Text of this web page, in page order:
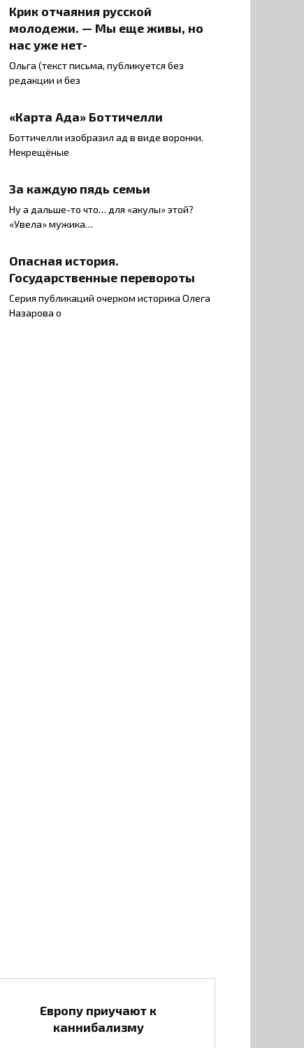
Крик отчаяния русской
молодежи. — Мы еще живы, но
нас уже нет-
Ольга (текст письма, публикуется без
редакции и без
«Карта Ада» Боттичелли
Боттичелли изобразил ад в виде воронки.
Некрещёные
За каждую пядь семьи
Ну а дальше-то что… для «акулы» этой?
«Увела» мужика…
Опасная история.
Государственные перевороты
Серия публикаций очерком историка Олега
Назарова о
Европу приучают к
каннибализму